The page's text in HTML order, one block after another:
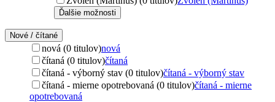
Ďalšie možnosti
Nové / čítané
nová (0 titulov)nová
čítaná (0 titulov)čítaná
čítaná - výborný stav (0 titulov)čítaná - výborný stav
čítaná - mierne opotrebovaná (0 titulov)čítaná - mierne
opotrebovaná